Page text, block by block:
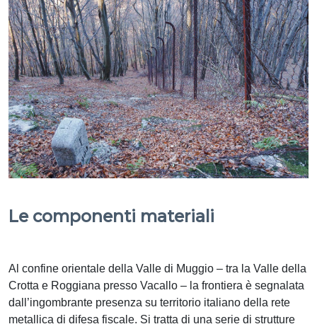
Le componenti materiali
Al confine orientale della Valle di Muggio – tra la Valle della
Crotta e Roggiana presso Vacallo – la frontiera è segnalata
dall’ingombrante presenza su territorio italiano della rete
metallica di difesa fiscale. Si tratta di una serie di strutture